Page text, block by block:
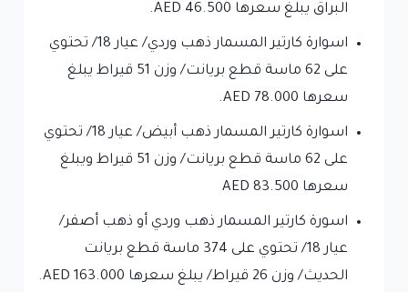
البراق يبلغ سعرها 46.500 AED.
اسوارة كارتير المسمار ذهب وردي/ عيار 18/ تحتوي
على 62 ماسة قطع بريانت/ وزن 51 قيراط يبلغ
سعرها 78.000 AED.
اسوارة كارتير المسمار ذهب أبيض/ عيار 18/ تحتوي
على 62 ماسة قطع بريانت/ وزن 51 قيراط ويبلغ
سعرها 83.500 AED
اسورة كارتير المسمار ذهب وردي أو ذهب أصفر/
عيار 18/ تحتوي على 374 ماسة قطع بريانت
الحديث/ وزن 26 قيراط/ يبلغ سعرها 163.000 AED.